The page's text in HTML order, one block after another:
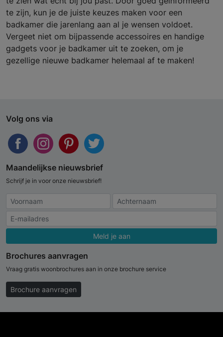
te zijn, kun je de juiste keuzes maken voor een
badkamer die jarenlang aan al je wensen voldoet.
Vergeet niet om bijpassende accessoires en handige
gadgets voor je badkamer uit te zoeken, om je
gezellige nieuwe badkamer helemaal af te maken!
Volg ons via
Maandelijkse nieuwsbrief
Schrijf je in voor onze nieuwsbrief!
Meld je aan
Brochures aanvragen
Vraag gratis woonbrochures aan in onze brochure service
Brochure aanvragen